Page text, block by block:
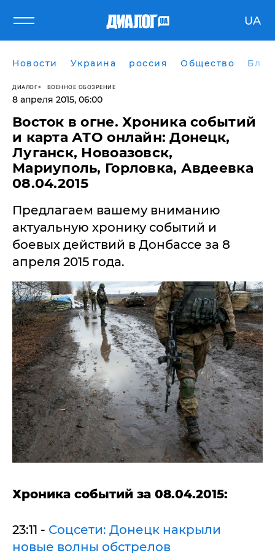
UA
Новости Украина россия Общество
ДИАЛОГ ВОЕННОЕ ОБОЗРЕНИЕ
8 апреля 2015, 06:00
Восток в огне. Хроника событий
и карта АТО онлайн: Донецк,
Луганск, Новоазовск,
Мариуполь, Горловка, Авдеевка
08.04.2015
Предлагаем вашему вниманию
актуальную хронику событий и
боевых действий в Донбассе за 8
апреля 2015 года.
Хроника событий за 08.04.2015:
23:11 - Соцсети: Донецк накрыли
новые волны обстрелов